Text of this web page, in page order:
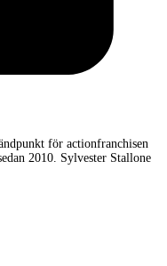
för actionfranchisen
2010. Sylvester Stallone